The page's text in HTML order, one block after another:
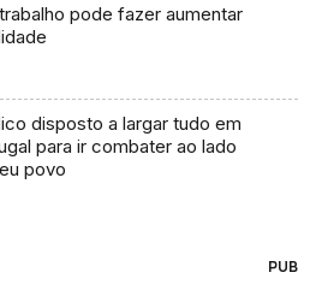
pode fazer aumentar
disposto a largar tudo em
para ir combater ao lado
povo
PUB